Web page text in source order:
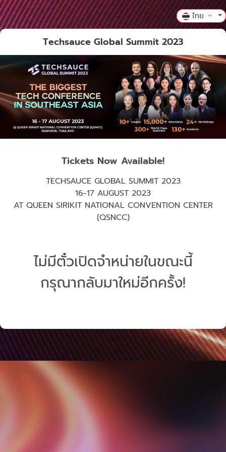
ไทย
Techsauce Global Summit 2023
Tickets Now Available!
TECHSAUCE GLOBAL SUMMIT 2023
16-17 AUGUST 2023
AT QUEEN SIRIKIT NATIONAL CONVENTION CENTER
(QSNCC)
ไม่มีตั๋วเปิดจำหน่ายในขณะนี้
กรุณากลับมาใหม่อีกครั้ง!